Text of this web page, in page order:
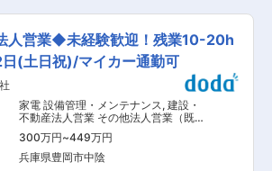
り成立しています。 ＜ポ
テーマリーダーの指導のも
術開発をメンバーと協働し
ていただきます。自らが研
球環境に貢献でき、世界ト
つ次世代太陽電池の量産プ
装置開発に携わることで、
できる環境です。また、技
自ら開発した技術が具現化
験することができるため、
た後、お客様のニーズに合
電気工事の図面作成を行い
アリングや提案は営業部が
業務を行います。 【顧
官公庁や工務店がメインで
ら紹介いただいた工務店
み新規顧客も担当すること
】但馬ドーム、総合病院、
【担当エリア】
全域/出張はほぼありませ
都などの日帰りで行ける範
人営業◆未経験歓迎！残業10-20h
(土日祝)/マイカー通勤可
家電 設備管理・メンテナンス, 建設・
不動産法人営業 その他法人営業（既
存・ルートセールス中心）
300万円~449万円
兵庫県豊岡市中陰